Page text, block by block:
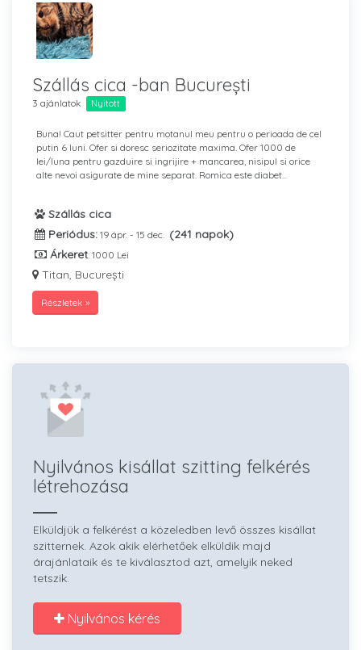
Szállás cica -ban București
3 ajánlatok Nyitott
Buna! Caut petsitter pentru motanul meu pentru o perioada de cel
putin 6 luni. Ofer si doresc seriozitate maxima. Ofer 1000 de
lei/luna pentru gazduire si ingrijire + mancarea, nisipul si orice
alte nevoi asigurate de mine separat. Romica este diabet...
Szállás cica
Periódus: 19 ápr. - 15 dec. (241 napok)
Árkeret: 1000 Lei
Titan, București
Részletek »
Nyilvános kisállat szitting felkérés
létrehozása
Elküldjük a felkérést a közeledben levő összes kisállat
szitternek. Azok akik elérhetőek elküldik majd
árajánlataik és te kiválasztod azt, amelyik neked
tetszik.
Nyilvános kérés